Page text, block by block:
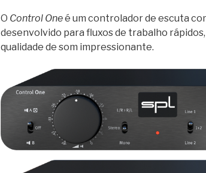
O Control Oneé um controlador de escuta
desenvolvido para fluxos de trabalho
qualidade de som impressionante.